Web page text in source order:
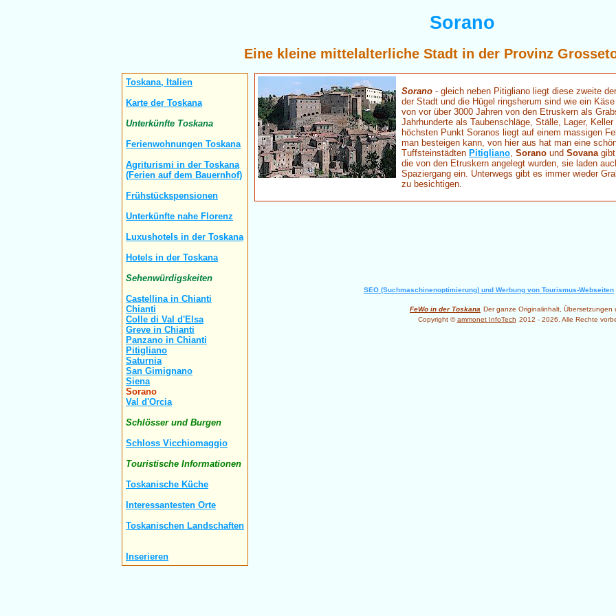
Sorano
Eine kleine mittelalterliche Stadt in der Provinz
Toskana, Italien
Karte der Toskana
Unterkünfte Toskana
Ferienwohnungen Toskana
Agriturismi in der Toskana
(Ferien auf dem Bauernhof)
Frühstückspensionen
Unterkünfte nahe Florenz
Luxushotels in der Toskana
Hotels in der Toskana
Sehenwürdigskeiten
Castellina in Chianti
Chianti
Colle di Val d'Elsa
Greve in Chianti
Panzano in Chianti
Pitigliano
Saturnia
San Gimignano
Siena
Sorano
Val d'Orcia
Schlösser und Burgen
Schloss Vicchiomaggio
Touristische Informationen
Toskanische Küche
Interessantesten Orte
Toskanischen Landschaften
Inserieren
Sorano - gleich neben Pitigliano liegt diese zweite
der Stadt und die Hügel ringsherum sind wie ein
von vor über 3000 Jahren von den Etruskern als
Jahrhunderte als Taubenschläge, Ställe, Lager,
höchsten Punkt Soranos liegt auf einem massigen
man besteigen kann, von hier aus hat man eine
Tuffsteinstädten Pitigliano Sorano und Sovana
die von den Etruskern angelegt wurden, sie laden
Spaziergang ein. Unterwegs gibt es immer wieder
zu besichtigen.
SEO (Suchmaschinenoptimierung) und Werbung von Tourismus-Webseiten
FeWo in der Toskana Der ganze Originalinhalt, Übersetzungen
Copyright ©ammonet InfoTech 2012 - 2026. Alle Rechte